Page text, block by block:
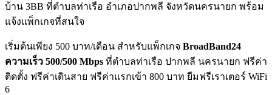
บ้าน 3BB ที่ตำบลท่าเรือ อำเภอปากพลี จังหวัดนครนายก พร้อม
แจ้งแพ็กเกจที่สนใจ
เริ่มต้นเพียง 500 บาท/เดือน สำหรับแพ็กเกจ BroadBand24
ความเร็ว 500/500 Mbps ที่ตำบลท่าเรือ ปากพลี นครนายก ฟรีค่า
ติดตั้ง ฟรีค่าเดินสาย ฟรีค่าแรกเข้า 800 บาท ยืมฟรีเราเตอร์ WiFi
6